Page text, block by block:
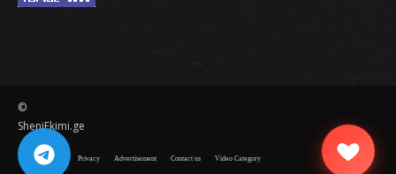
©
SheniEkimi.ge
Disclaimer Privacy Advertisement Contact us Video Category